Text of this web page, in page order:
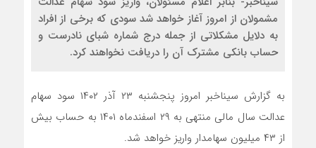
مشمولان از امروز آغاز خواهد شد سودی که برخی از افراد
به دلایل مشکلاتی از جمله درج شماره شبای نادرست و
حساب بانکی مشترک آن را دریافت نخواهند کرد.
به گزارش سیناخبر امروز پنجشنبه ۲۳ آذر ۱۴۰۲ سود سهام
عدالت سال مالی منتهی به ۲۹ اسفندماه ۱۴۰۱ به حساب بیش
از ۴۳ میلیون سهامدار واریز خواهد شد.